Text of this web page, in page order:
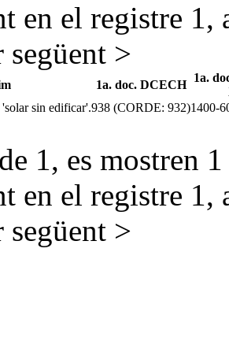
en el registre 1,
següent >
1a. doc. DCECH
1a.
sin edificar'.938 (CORDE: 932)1400-
1, es mostren
en el registre 1,
següent >